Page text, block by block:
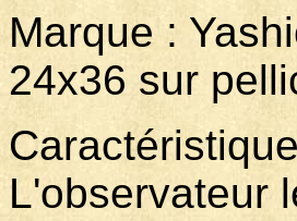
Marque :
24x36 sur
L'observateur